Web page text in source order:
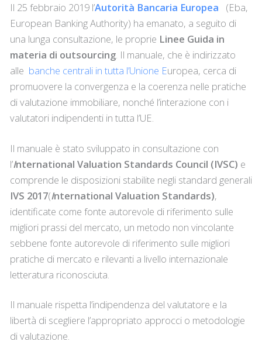
Il 25 febbraio 2019 l’Autorità Bancaria Europea
(Eba,
European Banking Authority) ha emanato, a seguito di
una lunga consultazione, le proprie Linee Guida in
materia di outsourcing. Il manuale, che è indirizzato
alle banche centrali in tutta l’Unione Europea, cerca di
promuovere la convergenza e la coerenza nelle pratiche
di valutazione immobiliare, nonché l’interazione con i
valutatori indipendenti in tutta l’UE.
Il manuale è stato sviluppato in consultazione con
l’International Valuation Standards Council (IVSC) e
comprende le disposizioni stabilite negli standard generali
IVS 2017(International Valuation Standards),
identificate come fonte autorevole di riferimento sulle
migliori prassi del mercato, un metodo non vincolante
sebbene fonte autorevole di riferimento sulle migliori
pratiche di mercato e rilevanti a livello internazionale
letteratura riconosciuta.
Il manuale rispetta l’indipendenza del valutatore e la
libertà di scegliere l’appropriato approcci o metodologie
di valutazione.